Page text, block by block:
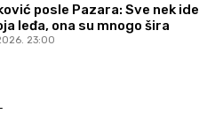
posle Pazara: Sve nek ide
leđa, ona su mnogo šira
23:00